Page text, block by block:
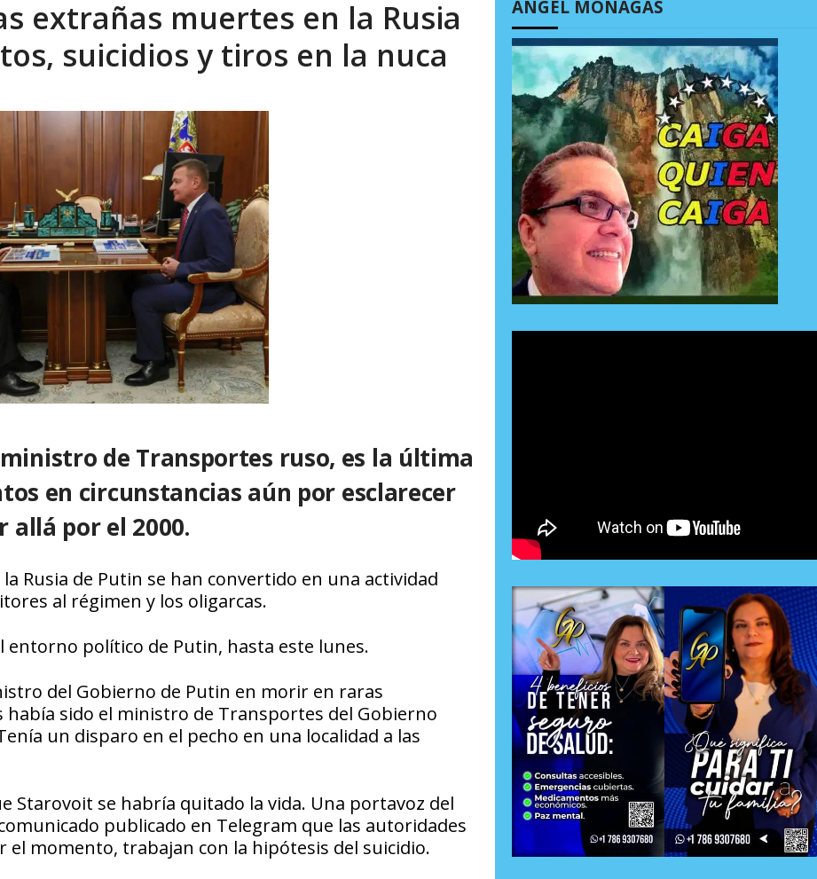
apagones y promesas incumplidas... AGOSTO 6, 2026
extrañas muertes en la Rusia
suicidios y tiros en la nuca
de Transportes ruso, es la última
en circunstancias aún por esclarecer
allá por el 2000.
Rusia de Putin se han convertido en una actividad
al régimen y los oligarcas.
político de Putin, hasta este lunes.
del Gobierno de Putin en morir en raras
sido el ministro de Transportes del Gobierno
un disparo en el pecho en una localidad a las
Starovoit se habría quitado la vida. Una portavoz del
publicado en Telegram que las autoridades
momento, trabajan con la hipótesis del suicidio.
ÁNGEL MONAGAS